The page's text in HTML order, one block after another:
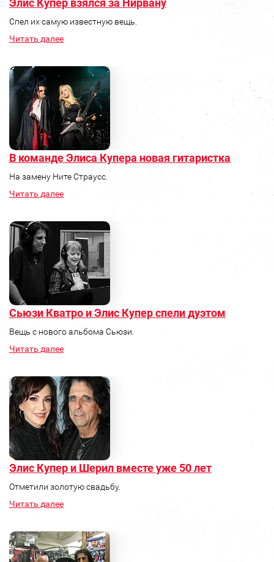
Элис Купер взялся за Нирвану
Спел их самую известную вещь.
Читать далее
В команде Элиса Купера новая гитаристка
На замену Ните Страусс.
Читать далее
Сьюзи Кватро и Элис Купер спели дуэтом
Вещь с нового альбома Сьюзи.
Читать далее
Элис Купер и Шерил вместе уже 50 лет
Отметили золотую свадьбу.
Читать далее